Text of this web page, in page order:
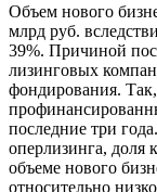
Объем нового
млрд руб.
39%. Причиной
лизинговых
фондирования.
последние три
оперлизинга, доля
объеме нового
относительно